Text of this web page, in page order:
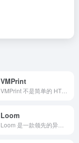
VMPrint
Loom